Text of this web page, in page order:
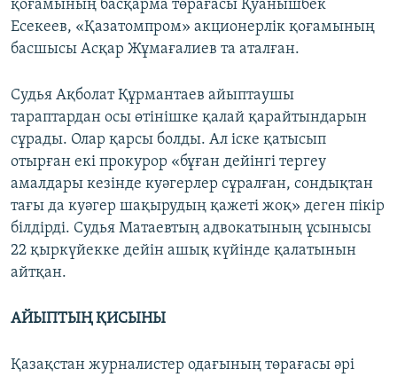
қоғамының басқарма төрағасы Қуанышбек
Есекеев, «Қазатомпром» акционерлік қоғамының
басшысы Асқар Жұмағалиев та аталған.
Судья Ақболат Құрмантаев айыптаушы
тараптардан осы өтінішке қалай қарайтындарын
сұрады. Олар қарсы болды. Ал іске қатысып
отырған екі прокурор «бұған дейінгі тергеу
амалдары кезінде куәгерлер сұралған, сондықтан
тағы да куәгер шақырудың қажеті жоқ» деген пікір
білдірді. Судья Матаевтың адвокатының ұсынысы
22 қыркүйекке дейін ашық күйінде қалатынын
айтқан.​
АЙЫПТЫҢ ҚИСЫНЫ
Қазақстан журналистер одағының төрағасы әрі